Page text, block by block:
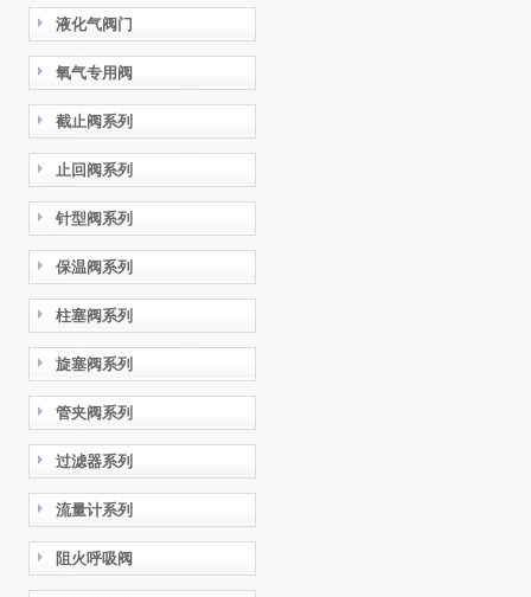
液化气阀门
氧气专用阀
截止阀系列
止回阀系列
针型阀系列
保温阀系列
柱塞阀系列
旋塞阀系列
管夹阀系列
过滤器系列
流量计系列
阻火呼吸阀